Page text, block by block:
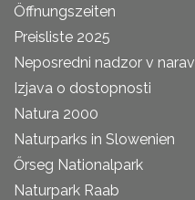
Öffnungszeiten
Preisliste 2025
Neposredni nadzor v
Izjava o dostopnosti
Natura 2000
Naturparks in Slowenien
Őrseg Nationalpark
Naturpark Raab